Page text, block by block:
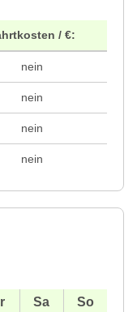
/ €:
nein
nein
nein
nein